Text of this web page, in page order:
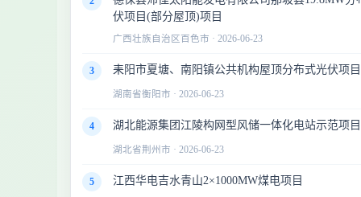
伏项目(部分屋顶)项目
广西壮族自治区百色市 · 2026-06-23
3 耒阳市夏塘、南阳镇公共机构屋顶分布式光伏项目
湖南省衡阳市 · 2026-06-23
4 湖北能源集团江陵构网型风储一体化电站示范项目
湖北省荆州市 · 2026-06-23
5 江西华电吉水青山2×1000MW煤电项目